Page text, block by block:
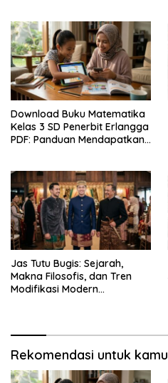
Download Buku Matematika
Kelas 3 SD Penerbit Erlangga
PDF: Panduan Mendapatkan
Jas Tutu Bugis: Sejarah,
Makna Filosofis, dan Tren
Modifikasi Modern
Rekomendasi untuk kamu